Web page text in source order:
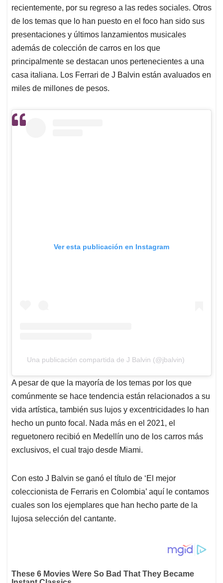
p
k
n
recientemente, por su regreso a las redes sociales. Otros
de los temas que lo han puesto en el foco han sido sus
presentaciones y últimos lanzamientos musicales
además de colección de carros en los que
principalmente se destacan unos pertenecientes a una
casa italiana. Los Ferrari de J Balvin están avaluados en
miles de millones de pesos.
Ver esta publicación en Instagram
Una publicación compartida de J Balvin (@jbalvin)
A pesar de que la mayoría de los temas por los que
comúnmente se hace tendencia están relacionados a su
vida artística, también sus lujos y excentricidades lo han
hecho un punto focal. Nada más en el 2021, el
reguetonero recibió en Medellín uno de los carros más
exclusivos, el cual trajo desde Miami.
Con esto J Balvin se ganó el título de ‘El mejor
coleccionista de Ferraris en Colombia’ aquí le contamos
cuales son los ejemplares que han hecho parte de la
lujosa selección del cantante.